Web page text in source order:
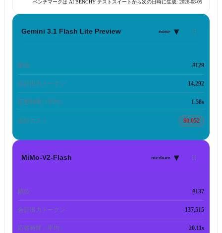
ベンチマークは AI BENCHY テストスイートから次の日時に生成: 2026-08-05
Gemini 3.1 Flash Lite Preview none ▾
順位 #129
合計出力トークン 14,292
応答時間（平均） 1.58s
合計コスト $0.052
MiMo-V2-Flash medium ▾
順位 #137
合計出力トークン 137,515
応答時間（平均） 20.11s